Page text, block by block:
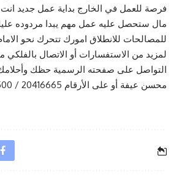
فرصة للعمل في الخارج بداية عمل جديد انت
مال ستحصل عليه عمل مهم يبدا مردوده
للمصالحات للانطلاق امورك تتحرك نحو
لمزيد من الاستفسارات أو الاتصال
التواصل على صفحته الرسمية حظك
محسن عيفة أو على الأرقام 20416665 / 56486500 / 98416665